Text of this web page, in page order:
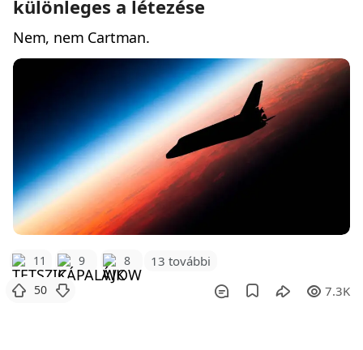
különleges a létezése
Nem, nem Cartman.
11 9 8 13 további
50 7.3K